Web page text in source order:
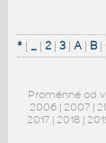
*| _| 2| 3| A| B|
Proměnné od
2006 | 2007 |
2017 | 2018 |